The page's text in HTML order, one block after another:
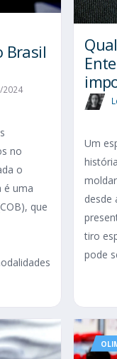
Brasil
2024
no
o
é uma
que
Um
desde
tiro
pode